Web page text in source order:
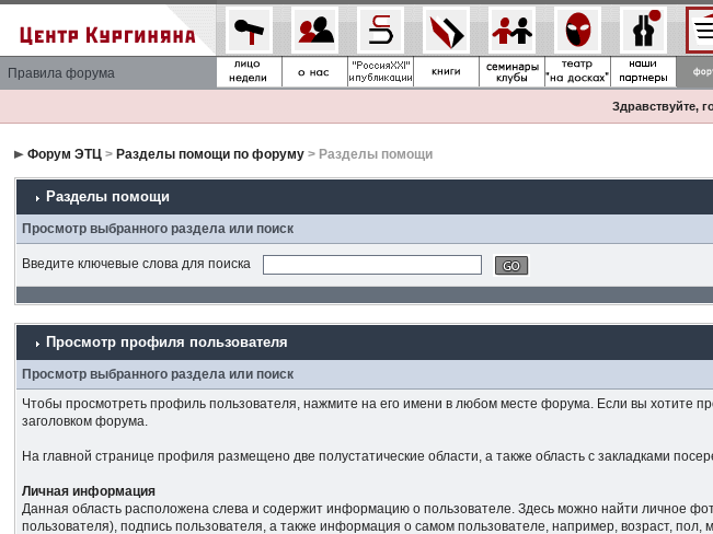
Правила форума
Здравствуйте,
Форум ЭТЦ > Разделы помощи по форуму > Разделы помощи
Разделы помощи
Просмотр выбранного раздела или поиск
Введите ключевые слова для поиска
Просмотр профиля пользователя
Просмотр выбранного раздела или поиск
Чтобы просмотреть профиль пользователя, нажмите на его имени в любом месте форума. Если вы хотите
заголовком форума.
На главной странице профиля размещено две полустатические области, а также область с закладками
Личная информация
Данная область расположена слева и содержит информацию о пользователе. Здесь можно найти личное
пользователя), подпись пользователя, а также информация о самом пользователе, например, возраст,